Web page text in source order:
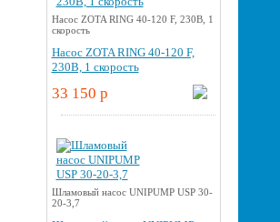
Насос ZOTA RING 40-120 F, 230В, 1
скорость
Насос ZOTA RING 40-120 F,
230В, 1 скорость
33 150 p
Шламовый насос UNIPUMP USP 30-
20-3,7